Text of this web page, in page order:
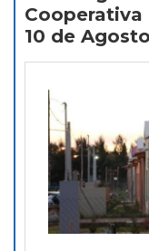
Cooperativa
10 de